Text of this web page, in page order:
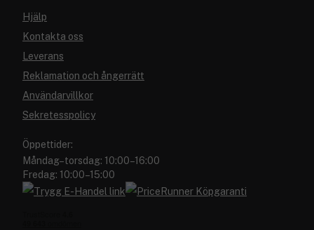
Hjälp
Kontakta oss
Leverans
Reklamation och ångerrätt
Användarvillkor
Sekretesspolicy
Öppettider:
Måndag–torsdag: 10:00–16:00
Fredag: 10:00–15:00